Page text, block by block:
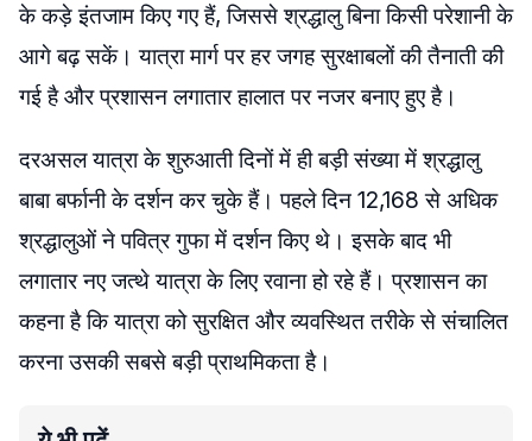
के कड़े इंतजाम किए गए हैं, जिससे श्रद्धालु बिना किसी परेशानी के
आगे बढ़ सकें। यात्रा मार्ग पर हर जगह सुरक्षाबलों की तैनाती की
गई है और प्रशासन लगातार हालात पर नजर बनाए हुए है।
दरअसल यात्रा के शुरुआती दिनों में ही बड़ी संख्या में श्रद्धालु
बाबा बर्फानी के दर्शन कर चुके हैं। पहले दिन 12,168 से अधिक
श्रद्धालुओं ने पवित्र गुफा में दर्शन किए थे। इसके बाद भी
लगातार नए जत्थे यात्रा के लिए रवाना हो रहे हैं। प्रशासन का
कहना है कि यात्रा को सुरक्षित और व्यवस्थित तरीके से संचालित
करना उसकी सबसे बड़ी प्राथमिकता है।